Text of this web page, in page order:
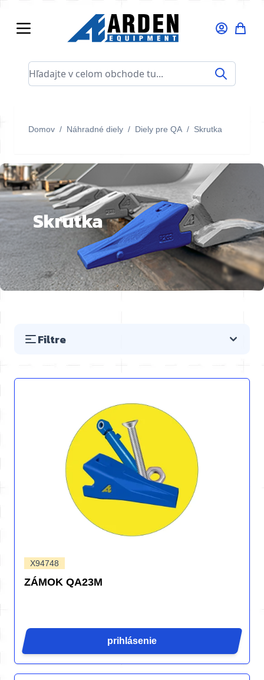
Hľadajte v celom obchode tu...
Domov / Náhradné diely / Diely pre QA / Skrutka
Skrutka
Filtre
X94748
ZÁMOK QA23M
prihlásenie